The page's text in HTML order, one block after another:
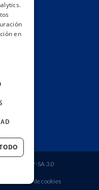
CC BY-SA 3.0
Política de cookies
en